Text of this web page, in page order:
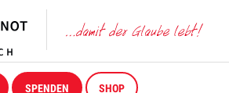
SPENDEN SHOP